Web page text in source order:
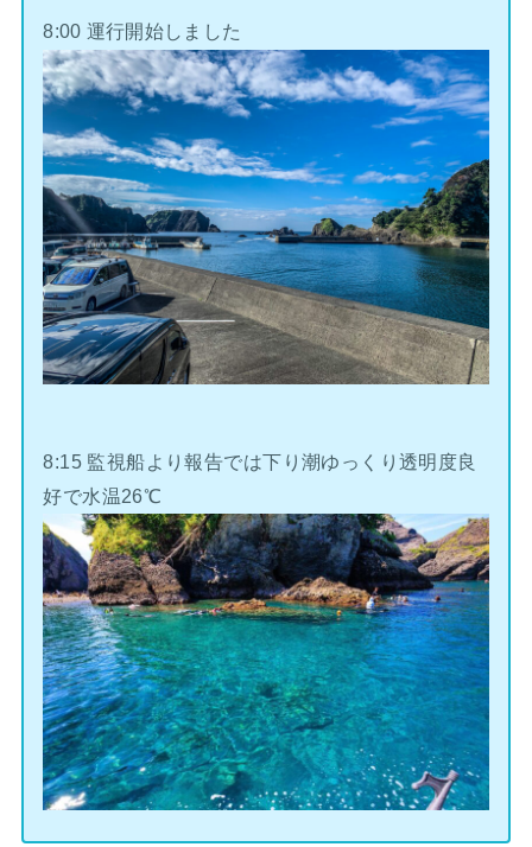
8:00 運行開始しました
8:15 監視船より報告では下り潮ゆっくり透明度良
好で水温26℃